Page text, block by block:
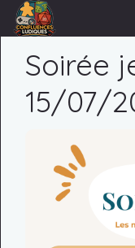
ADHÉRER
LUDOTHÈQUE
Soirée
15/07/